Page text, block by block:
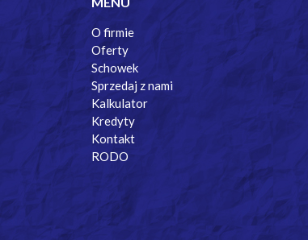
O firmie
Oferty
Schowek
Sprzedaj z nami
Kalkulator
Kredyty
Kontakt
RODO